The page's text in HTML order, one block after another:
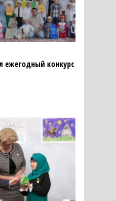
ежегодный конкурс